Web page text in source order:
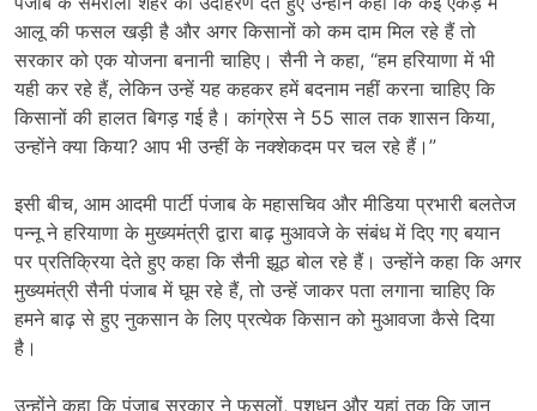
आलू की फसल खड़ी है और अगर किसानों को कम दाम मिल रहे हैं तो
सरकार को एक योजना बनानी चाहिए। सैनी ने कहा, “हम हरियाणा में भी
यही कर रहे हैं, लेकिन उन्हें यह कहकर हमें बदनाम नहीं करना चाहिए कि
किसानों की हालत बिगड़ गई है। कांग्रेस ने 55 साल तक शासन किया,
उन्होंने क्या किया? आप भी उन्हीं के नक्शेकदम पर चल रहे हैं।”
इसी बीच, आम आदमी पार्टी पंजाब के महासचिव और मीडिया प्रभारी बलतेज
पन्नू ने हरियाणा के मुख्यमंत्री द्वारा बाढ़ मुआवजे के संबंध में दिए गए बयान
पर प्रतिक्रिया देते हुए कहा कि सैनी झूठ बोल रहे हैं। उन्होंने कहा कि अगर
मुख्यमंत्री सैनी पंजाब में घूम रहे हैं, तो उन्हें जाकर पता लगाना चाहिए कि
हमने बाढ़ से हुए नुकसान के लिए प्रत्येक किसान को मुआवजा कैसे दिया
है।
उन्होंने कहा कि पंजाब सरकार ने फसलों, पशुधन और यहां तक ​​कि जान